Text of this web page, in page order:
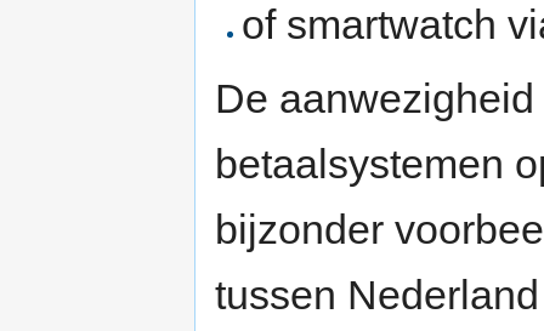
of smartwatch
De
betaalsystemen
bijzonder
tussen